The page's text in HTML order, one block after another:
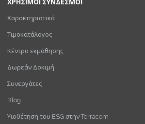
ΧΡΗΣΙΜΟΙ ΣΥΝΔΕΣΜΟΙ
Χαρακτηριστικά
Τιμοκατάλογος
Κέντρο εκμάθησης
Δωρεάν Δοκιμή
Συνεργάτες
Blog
Υιοθέτηση του ESG στην Terracom